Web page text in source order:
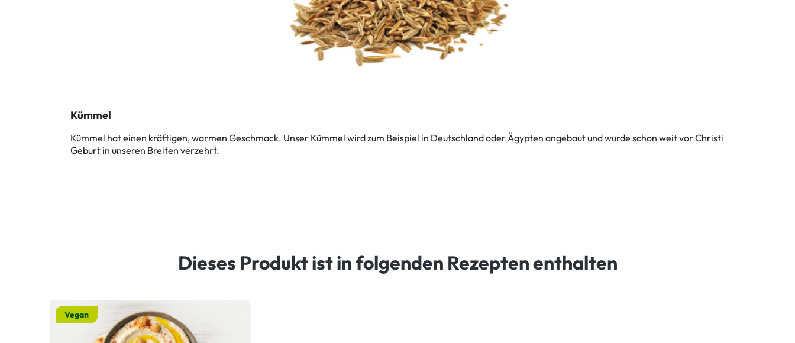
Kümmel
Kümmel hat einen kräftigen, warmen Geschmack. Unser Kümmel wird zum Beispiel in Deutschland oder Ägypten angebaut und wurde schon weit vor Christi
Geburt in unseren Breiten verzehrt.
Dieses Produkt ist in folgenden Rezepten enthalten
Vegan